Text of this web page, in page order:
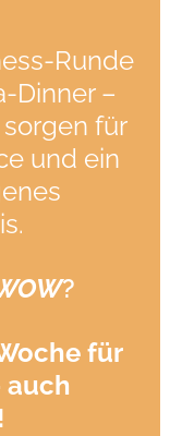
Runde
Dinner –
für
und ein
?
für
auch